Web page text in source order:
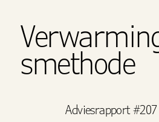
smethode
Adviesrapport